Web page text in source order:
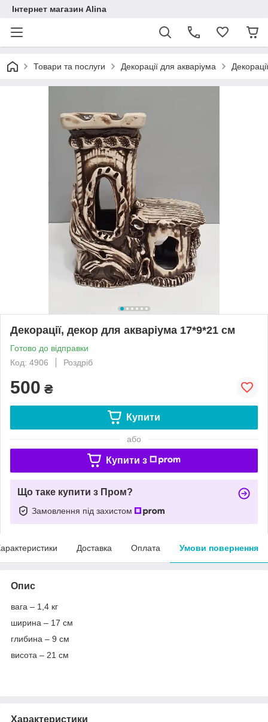
Інтернет магазин Alina
Товари та послуги Декорації для акваріума
Декорації, декор для акваріума 17*9*21 см
Готово до відправки
Код: 4906
Роздріб
500 ₴
Купити
або
Купити з
Що таке купити з Пром?
Замовлення під захистом
Доставка Оплата Умови повернення
Опис
вага – 1,4 кг
ширина – 17 см
глибина – 9 см
висота – 21 см
Характеристики